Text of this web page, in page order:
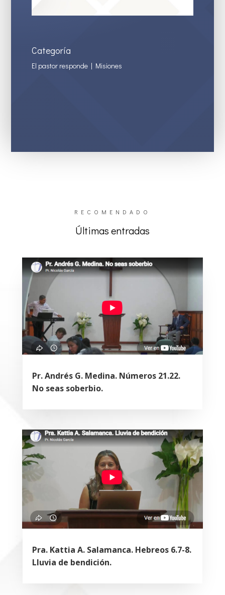
Categoría
El pastor responde| Misiones
RECOMENDADO
Últimas entradas
Pr. Andrés G. Medina. Números 21.22.
No seas soberbio.
Pra. Kattia A. Salamanca. Hebreos 6.7-8.
Lluvia de bendición.